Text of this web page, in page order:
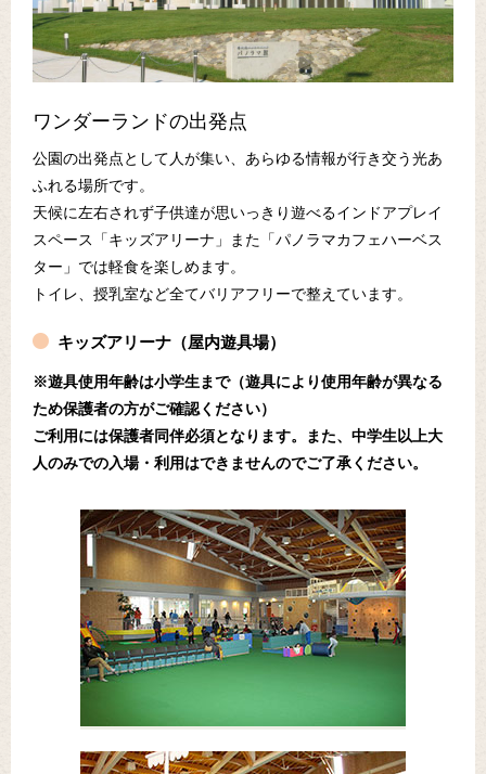
ワンダーランドの出発点
公園の出発点として人が集い、あらゆる情報が行き交う光あ
ふれる場所です。
天候に左右されず子供達が思いっきり遊べるインドアプレイ
スペース「キッズアリーナ」また「パノラマカフェハーベス
ター」では軽食を楽しめます。
トイレ、授乳室など全てバリアフリーで整えています。
キッズアリーナ（屋内遊具場）
※遊具使用年齢は小学生まで（遊具により使用年齢が異なる
ため保護者の方がご確認ください）
ご利用には保護者同伴必須となります。また、中学生以上大
人のみでの入場・利用はできませんのでご了承ください。